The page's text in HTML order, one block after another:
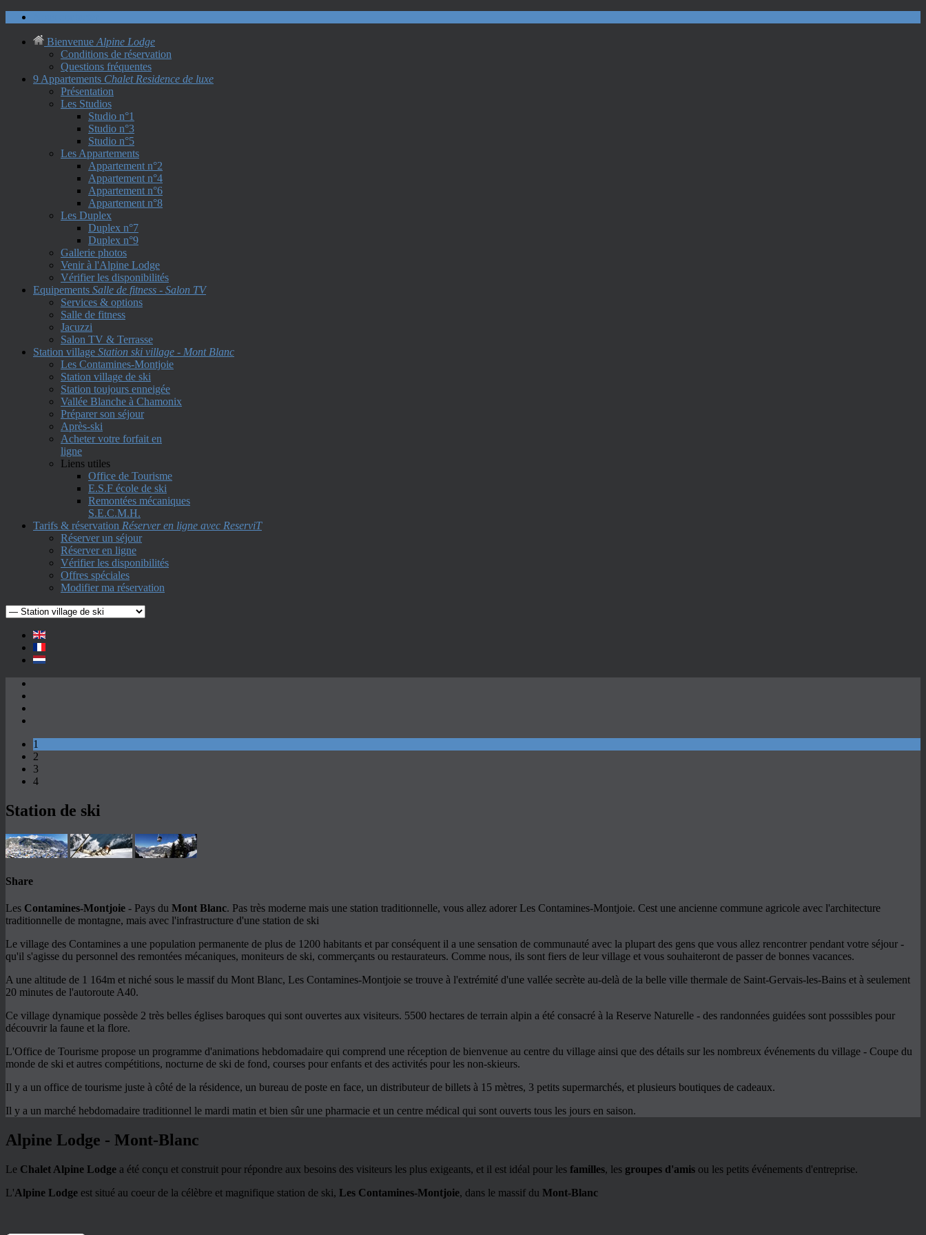
Bienvenue Alpine Lodge
Conditions de réservation
Questions fréquentes
9 Appartements Chalet Residence de luxe
Présentation
Les Studios
Studio n°1
Studio n°3
Studio n°5
Les Appartements
Appartement n°2
Appartement n°4
Appartement n°6
Appartement n°8
Les Duplex
Duplex n°7
Duplex n°9
Gallerie photos
Venir à l'Alpine Lodge
Vérifier les disponibilités
Equipements Salle de fitness - Salon TV
Services & options
Salle de fitness
Jacuzzi
Salon TV & Terrasse
Station village Station ski village - Mont Blanc
Les Contamines-Montjoie
Station village de ski
Station toujours enneigée
Vallée Blanche à Chamonix
Préparer son séjour
Après-ski
Acheter votre forfait en
ligne
Liens utiles
Office de Tourisme
E.S.F école de ski
Remontées mécaniques
S.E.C.M.H.
Tarifs & réservation Réserver en ligne avec ReserviT
Réserver un séjour
Réserver en ligne
Vérifier les disponibilités
Offres spéciales
Modifier ma réservation
1
2
3
4
Station de ski
Share
Les Contamines-Montjoie - Pays du Mont Blanc. Pas très moderne mais une station traditionnelle, vous allez adorer Les Contamines-Montjoie. Cest une ancienne commune agricole avec l'architecture
traditionnelle de montagne, mais avec l'infrastructure d'une station de ski
Le village des Contamines a une population permanente de plus de 1200 habitants et par conséquent il a une sensation de communauté avec la plupart des gens que vous allez rencontrer pendant votre séjour -
qu'il s'agisse du personnel des remontées mécaniques, moniteurs de ski, commerçants ou restaurateurs. Comme nous, ils sont fiers de leur village et vous souhaiteront de passer de bonnes vacances.
A une altitude de 1 164m et niché sous le massif du Mont Blanc, Les Contamines-Montjoie se trouve à l'extrémité d'une vallée secrète au-delà de la belle ville thermale de Saint-Gervais-les-Bains et à seulement
20 minutes de l'autoroute A40.
Ce village dynamique possède 2 très belles églises baroques qui sont ouvertes aux visiteurs. 5500 hectares de terrain alpin a été consacré à la Reserve Naturelle - des randonnées guidées sont posssibles pour
découvrir la faune et la flore.
L'Office de Tourisme propose un programme d'animations hebdomadaire qui comprend une réception de bienvenue au centre du village ainsi que des détails sur les nombreux événements du village - Coupe du
monde de ski et autres compétitions, nocturne de ski de fond, courses pour enfants et des activités pour les non-skieurs.
Il y a un office de tourisme juste à côté de la résidence, un bureau de poste en face, un distributeur de billets à 15 mètres, 3 petits supermarchés, et plusieurs boutiques de cadeaux.
Il y a un marché hebdomadaire traditionnel le mardi matin et bien sûr une pharmacie et un centre médical qui sont ouverts tous les jours en saison.
Alpine Lodge - Mont-Blanc
Le Chalet Alpine Lodge a été conçu et construit pour répondre aux besoins des visiteurs les plus exigeants, et il est idéal pour les familles, les groupes d'amis ou les petits événements d'entreprise.
L'Alpine Lodge est situé au coeur de la célèbre et magnifique station de ski, Les Contamines-Montjoie, dans le massif du Mont-Blanc